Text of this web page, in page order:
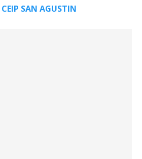
CEIP SAN AGUSTIN